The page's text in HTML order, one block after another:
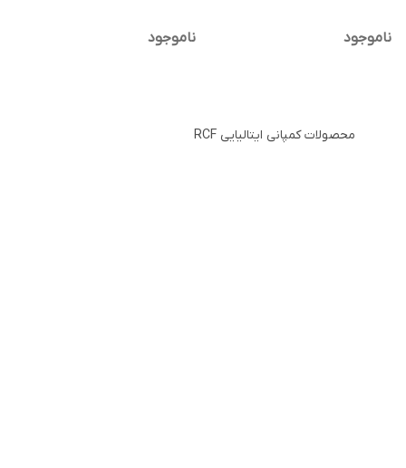
ناموجود ناموجود
محصولات کمپانی ایتالیایی RCF